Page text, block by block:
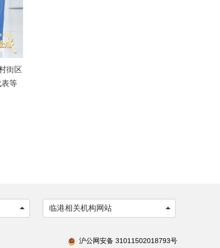
街区
表等
临港相关机构网站
沪公网安备 31011502018793号